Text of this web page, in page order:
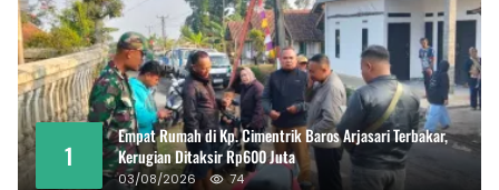
1
Empat Rumah di Kp. Cimentrik Baros Arjasari Terbakar,
Kerugian Ditaksir Rp600 Juta
03/08/2026 74